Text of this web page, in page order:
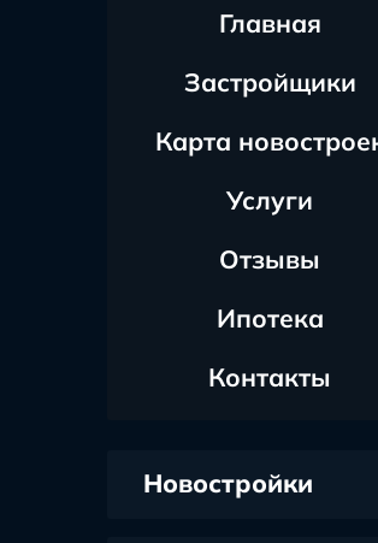
Главная
Застройщики
Карта
Услуги
Отзывы
Ипотека
Контакты
Новостройки